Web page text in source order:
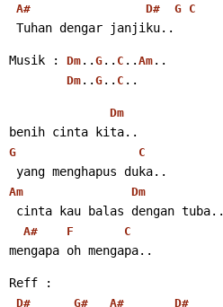
A# D# G C
Tuhan dengar janjiku..
Musik : Dm .. G .. C .. Am ..
Dm .. G .. C ..
Dm
benih cinta kita..
G C
yang menghapus duka..
Am Dm
cinta kau balas dengan tuba..
A# F C
mengapa oh mengapa..
Reff :
D# G# A# D#